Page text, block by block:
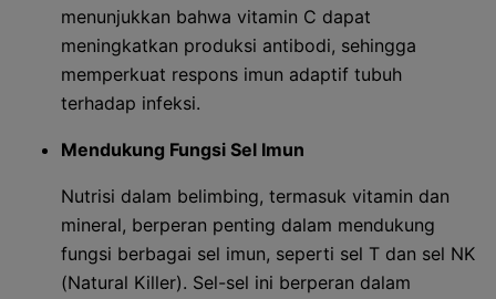
menunjukkan bahwa vitamin C dapat
meningkatkan produksi antibodi, sehingga
memperkuat respons imun adaptif tubuh
terhadap infeksi.
Mendukung Fungsi Sel Imun
Nutrisi dalam belimbing, termasuk vitamin dan
mineral, berperan penting dalam mendukung
fungsi berbagai sel imun, seperti sel T dan sel NK
(Natural Killer). Sel-sel ini berperan dalam